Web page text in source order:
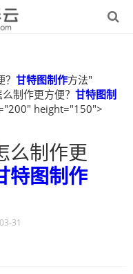
甘特图制作方法"
么制作更方便？ 甘特图制
height="150">
么制作更
特图制作
31